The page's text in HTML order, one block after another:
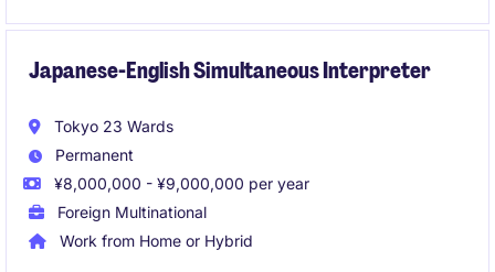
Japanese-English Simultaneous Interpreter
Tokyo 23 Wards
Permanent
¥8,000,000 - ¥9,000,000 per year
Foreign Multinational
Work from Home or Hybrid